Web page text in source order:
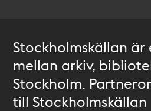
Stockholmskällan
mellan arkiv,
Stockholm.
till Stockholmskällan